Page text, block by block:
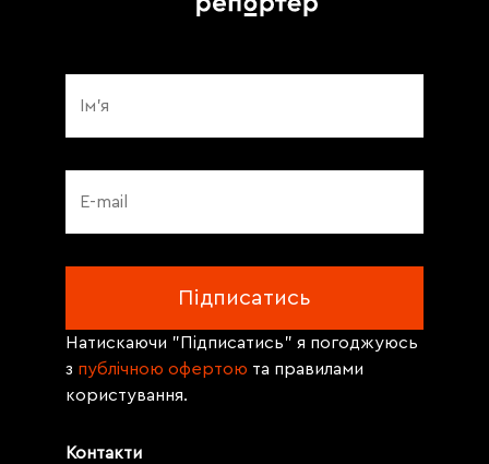
Контакти
Натискаючи "Підписатись" я погоджуюсь
з публічною офертою та правилами
користування.